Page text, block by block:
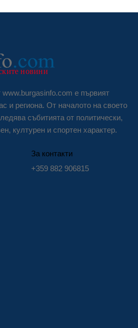
е първият
и региона. От началото на своето
събитията от политически,
културен и спортен характер.
За контакти
+359 882 906815